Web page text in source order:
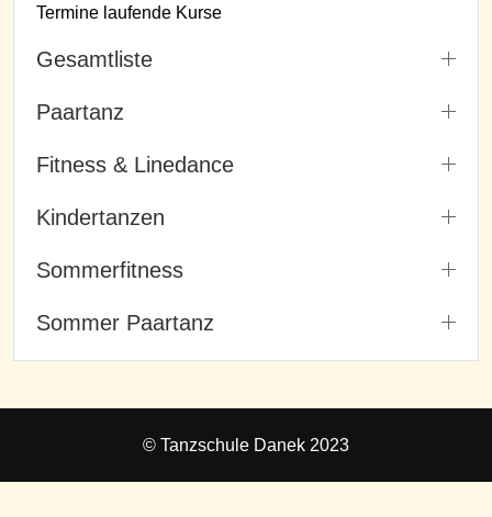
Termine laufende Kurse
Gesamtliste
Paartanz
Fitness & Linedance
Kindertanzen
Sommerfitness
Sommer Paartanz
© Tanzschule Danek 2023